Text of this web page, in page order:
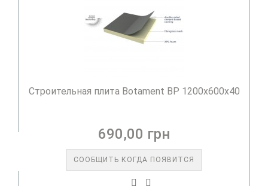
Строительная плита Botament BP 1200x600x40
690,00 грн
СООБЩИТЬ КОГДА ПОЯВИТСЯ